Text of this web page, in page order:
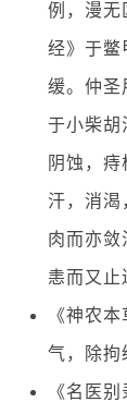
例，漫无
经》于鳖
缓。仲圣
于小柴胡
阴蚀，
汗，消渴
肉而亦敛
恚而又止
《神农
气，除拘
《名医